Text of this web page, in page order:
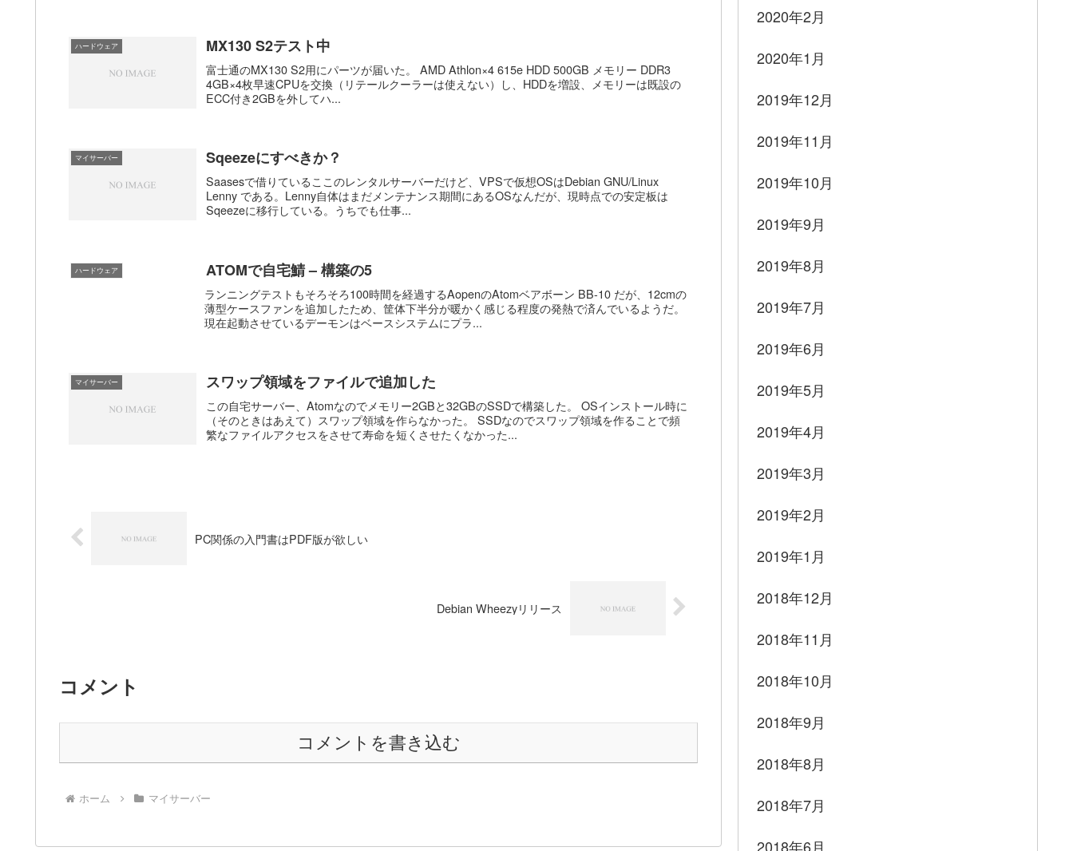
ハードウェア MX130 S2テスト中
富士通のMX130 S2用にパーツが届いた。 AMD Athlon×4 615e HDD 500GB メモリー DDR3
4GB×4枚早速CPUを交換（リテールクーラーは使えない）し、HDDを増設、メモリーは既設の
ECC付き2GBを外してハ...
マイサーバー Sqeezeにすべきか？
Saasesで借りているここのレンタルサーバーだけど、VPSで仮想OSはDebian GNU/Linux
Lenny である。Lenny自体はまだメンテナンス期間にあるOSなんだが、現時点での安定板は
Sqeezeに移行している。うちでも仕事...
ハードウェア ATOMで自宅鯖 – 構築の5
ランニングテストもそろそろ100時間を経過するAopenのAtomベアボーン BB-10 だが、12cmの
薄型ケースファンを追加したため、筐体下半分が暖かく感じる程度の発熱で済んでいるようだ。
現在起動させているデーモンはベースシステムにプラ...
マイサーバー スワップ領域をファイルで追加した
この自宅サーバー、Atomなのでメモリー2GBと32GBのSSDで構築した。 OSインストール時に
（そのときはあえて）スワップ領域を作らなかった。 SSDなのでスワップ領域を作ることで頻
繁なファイルアクセスをさせて寿命を短くさせたくなかった...
PC関係の入門書はPDF版が欲しい
Debian Wheezyリリース
コメント
コメントを書き込む
ホーム マイサーバー
2020年2月
2020年1月
2019年12月
2019年11月
2019年10月
2019年9月
2019年8月
2019年7月
2019年6月
2019年5月
2019年4月
2019年3月
2019年2月
2019年1月
2018年12月
2018年11月
2018年10月
2018年9月
2018年8月
2018年7月
2018年6月